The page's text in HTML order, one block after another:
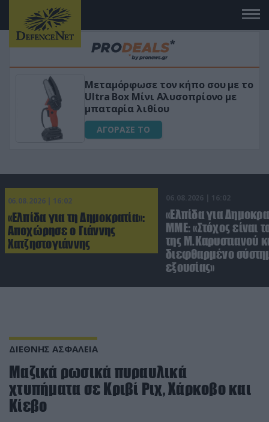
Μεταμόρφωσε τον κήπο σου με το
Ultra Box Μίνι Αλυσοπρίονο με
μπαταρία λιθίου
ΑΓΟΡΑΣΕ ΤΟ
06.08.2026 | 16:02
«Ελπίδα για τη Δημοκρατία»:
Αποχώρησε ο Γιάννης
Χατζηστογιάννης
06.08.2026 | 16:02
«Ελπίδα για
ΜΜΕ: «Στόχος είναι
της Μ.Καρυστιανού
διεφθαρμένο
εξουσίας»
ΔΙΕΘΝΗΣ ΑΣΦΑΛΕΙΑ
Μαζικά ρωσικά πυραυλικά
χτυπήματα σε Κριβί Ριχ, Χάρκοβο και
Κίεβο